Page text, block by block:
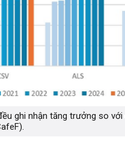
ghi nhận tăng trưởng so với